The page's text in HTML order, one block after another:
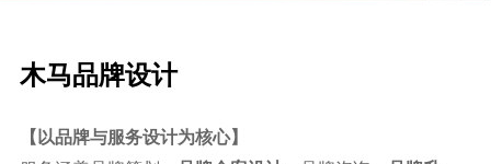
⽊⻢品牌设计
【以品牌与服务设计为核心】